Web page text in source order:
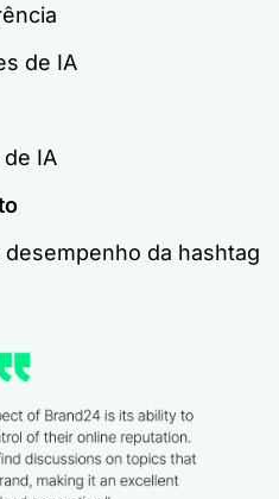
de IA
IA
da hashtag